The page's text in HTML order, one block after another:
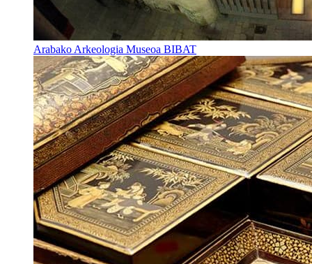
Arabako Arkeologia Museoa BIBAT